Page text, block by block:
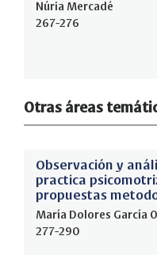
Núria Mercadé
267-276
Otras áreas
Observación y
practica
propuestas
María Dolores García
277-290